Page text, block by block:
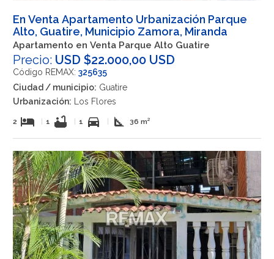
En Venta Apartamento Urbanización Parque
Alto, Guatire, Municipio Zamora, Miranda
Apartamento en Venta Parque Alto Guatire
Precio: USD $22.000,00 USD
Código REMAX: 325635
Ciudad / municipio: Guatire
Urbanización: Los Flores
2 hotel 1 bathtub 1 directions_car square_foot 36 m²